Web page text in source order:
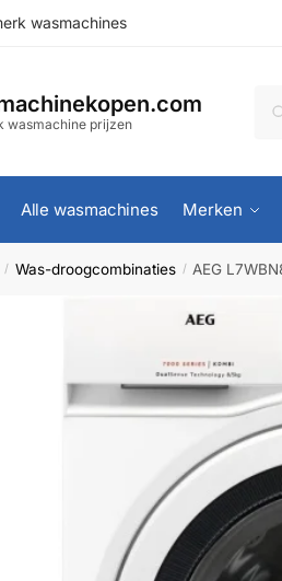
wasmachines
wasmachine prijzen
Alle wasmachines Merken
/ Was-droogcombinaties / AEG